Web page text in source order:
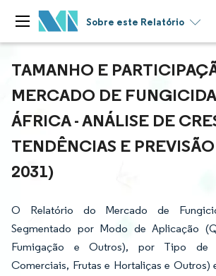
Sobre este Relatório
TAMANHO E
MERCADO DE
ÁFRICA - ANÁLISE DE
TENDÊNCIAS E
2031)
O Relatório do Mercado de
Segmentado por Modo de Aplicação
Fumigação e Outros), por Tipo de
Comerciais, Frutas e Hortaliças e Outros)